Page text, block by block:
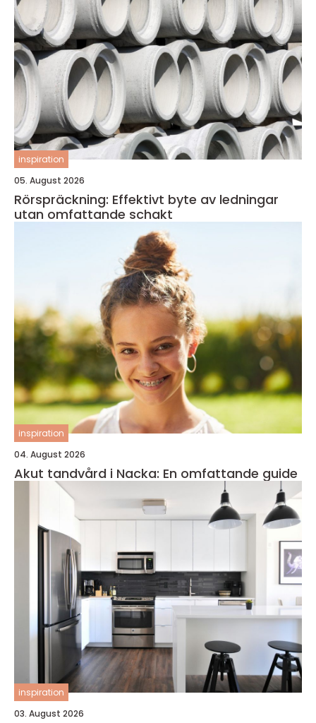
inspiration
05. August 2026
Rörspräckning: Effektivt byte av ledningar
utan omfattande schakt
inspiration
04. August 2026
Akut tandvård i Nacka: En omfattande guide
inspiration
03. August 2026